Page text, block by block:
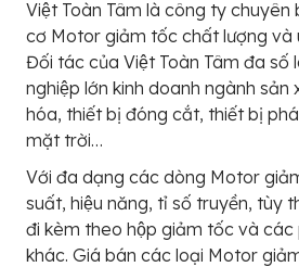
Việt Toàn Tâm là công ty chuyên
cơ Motor giảm tốc chất lượng và
Đối tác của Việt Toàn Tâm đa số
nghiệp lớn kinh doanh ngành
hóa, thiết bị đóng cắt, thiết bị
mặt trời…
Với đa dạng các dòng Motor
suất, hiệu năng, tỉ số truyền, tùy
đi kèm theo hộp giảm tốc và các
khác. Giá bán các loại Motor